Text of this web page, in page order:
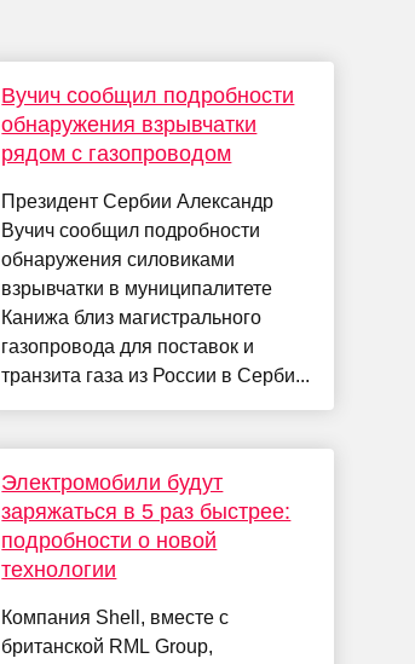
Вучич сообщил подробности
обнаружения взрывчатки
рядом с газопроводом
Президент Сербии Александр
Вучич сообщил подробности
обнаружения силовиками
взрывчатки в муниципалитете
Канижа близ магистрального
газопровода для поставок и
транзита газа из России в Серби...
Электромобили будут
заряжаться в 5 раз быстрее:
подробности о новой
технологии
Компания Shell, вместе с
британской RML Group,